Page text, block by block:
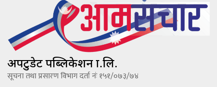
अपटुडेट पब्लिकेशन प्रा.लि.
सूचना तथा प्रसारण विभाग दर्ता नंः १५१/०७३/७४